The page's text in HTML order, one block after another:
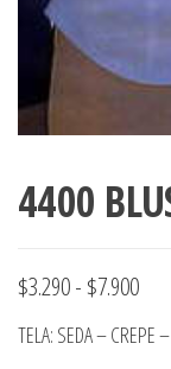
4400
$3.290- $7.900Rango
de
TELA: SEDA – CREPE